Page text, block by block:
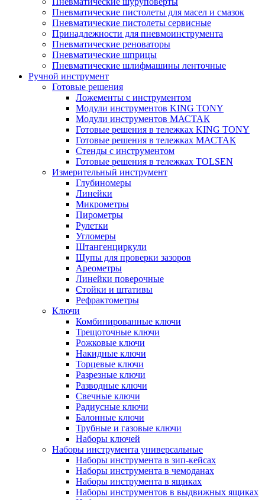
Пневматические пистолеты для масел и смазок
Пневматические пистолеты сервисные
Принадлежности для пневмоинструмента
Пневматические реноваторы
Пневматические шприцы
Пневматические шлифмашины ленточные
Ручной инструмент
Готовые решения
Ложементы с инструментом
Модули инструментов KING TONY
Модули инструментов МАСТАК
Готовые решения в тележках KING TONY
Готовые решения в тележках МАСТАК
Стенды с инструментом
Готовые решения в тележках TOLSEN
Измерительный инструмент
Глубиномеры
Линейки
Микрометры
Пирометры
Рулетки
Угломеры
Штангенциркули
Щупы для проверки зазоров
Ареометры
Линейки поверочные
Стойки и штативы
Рефрактометры
Ключи
Комбинированные ключи
Трещоточные ключи
Рожковые ключи
Накидные ключи
Торцевые ключи
Разрезные ключи
Разводные ключи
Свечные ключи
Радиусные ключи
Балонные ключи
Трубные и газовые ключи
Наборы ключей
Наборы инструмента универсальные
Наборы инструмента в зип-кейсах
Наборы инструмента в чемоданах
Наборы инструмента в ящиках
Наборы инструментов в выдвижных ящиках